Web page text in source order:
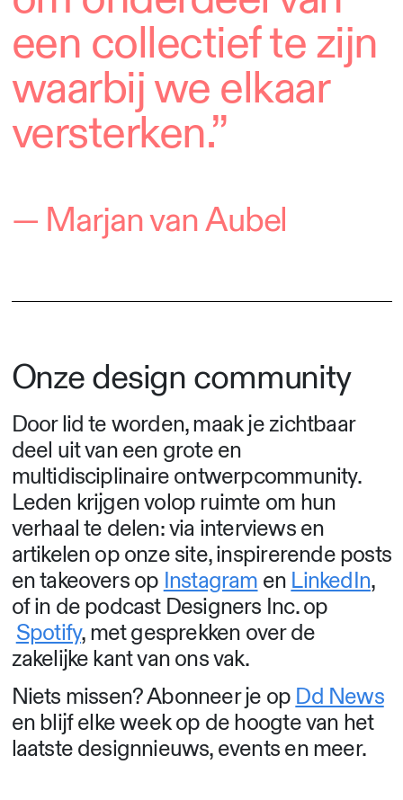
een collectief te zijn
waarbij we elkaar
versterken.”
— Marjan van Aubel
Onze design community
Door lid te worden, maak je zichtbaar
deel uit van een grote en
multidisciplinaire ontwerpcommunity.
Leden krijgen volop ruimte om hun
verhaal te delen: via interviews en
artikelen op onze site, inspirerende posts
en takeovers op Instagram en LinkedIn,
of in de podcast Designers Inc. op
Spotify, met gesprekken over de
zakelijke kant van ons vak.
Niets missen? Abonneer je op Dd News
en blijf elke week op de hoogte van het
laatste designnieuws, events en meer.